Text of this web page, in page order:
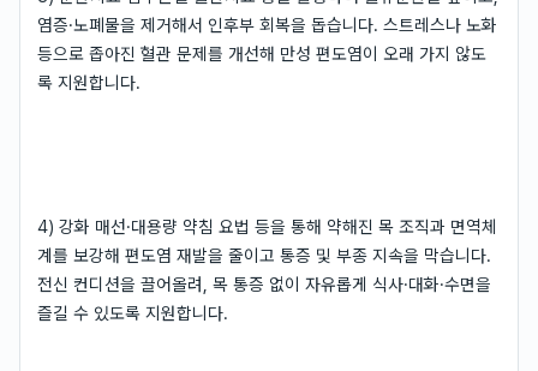
염증·노폐물을 제거해서 인후부 회복을 돕습니다. 스트레스나 노화
등으로 좁아진 혈관 문제를 개선해 만성 편도염이 오래 가지 않도
록 지원합니다.
4) 강화 매선·대용량 약침 요법 등을 통해 약해진 목 조직과 면역체
계를 보강해 편도염 재발을 줄이고 통증 및 부종 지속을 막습니다.
전신 컨디션을 끌어올려, 목 통증 없이 자유롭게 식사·대화·수면을
즐길 수 있도록 지원합니다.